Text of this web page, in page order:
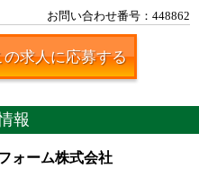
お問い合わせ番号：448862
の求人に応募する
報
ォーム株式会社